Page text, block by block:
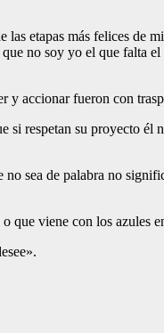
etapas más felices de
no soy yo el que falta
y accionar fueron con
respetan su proyecto él
sea de palabra no
que viene con los azules